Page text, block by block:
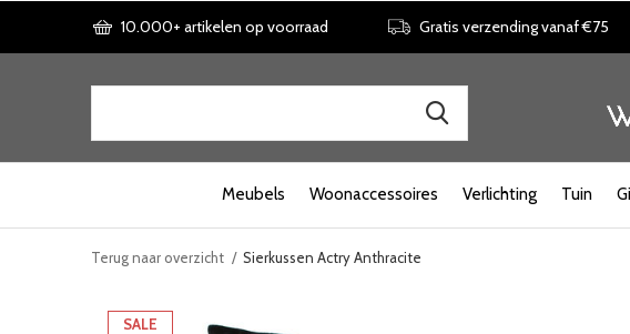
Meubels Woonaccessoires Verlichting Tuin
10.000+ artikelen op voorraad Gratis verzending vanaf €75
Terug naar overzicht Sierkussen Actry Anthracite
SALE